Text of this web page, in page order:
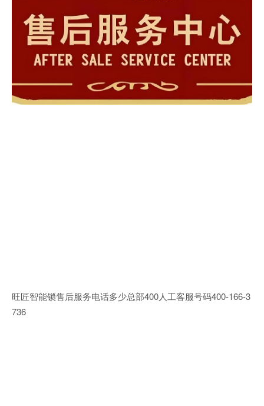
旺匠智能锁售后服务电话多少总部400人工客服号码400-166-3
736